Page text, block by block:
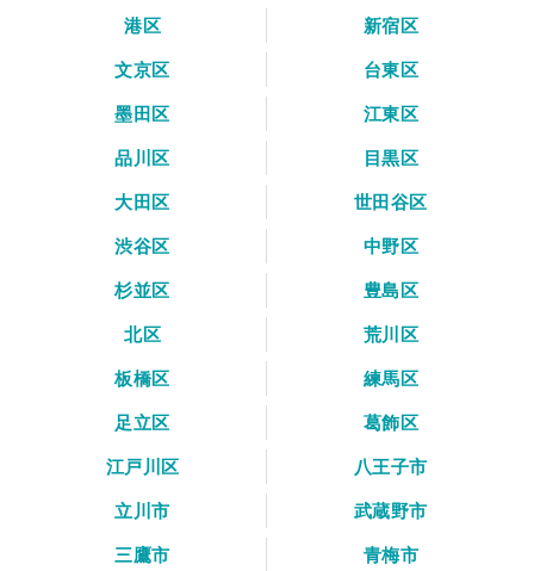
港区
新宿区
文京区
台東区
墨田区
江東区
品川区
目黒区
大田区
世田谷区
渋谷区
中野区
杉並区
豊島区
北区
荒川区
板橋区
練馬区
足立区
葛飾区
江戸川区
八王子市
立川市
武蔵野市
三鷹市
青梅市